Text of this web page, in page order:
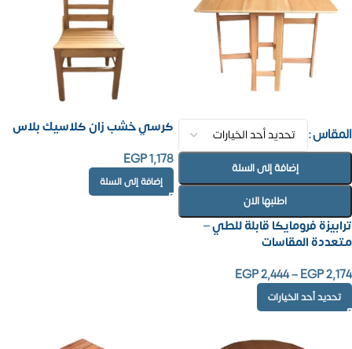
المقاس
إضافة إلى السلة
اطلبها الان
ترابيزة فرومايكا قابلة للطي –
متعددة المقاسات
EGP2,174
–
EGP2,444
تحديد أحد الخيارات
كرسي خشب زان كلاسيك بلاس
EGP1,178
إضافة إلى السلة